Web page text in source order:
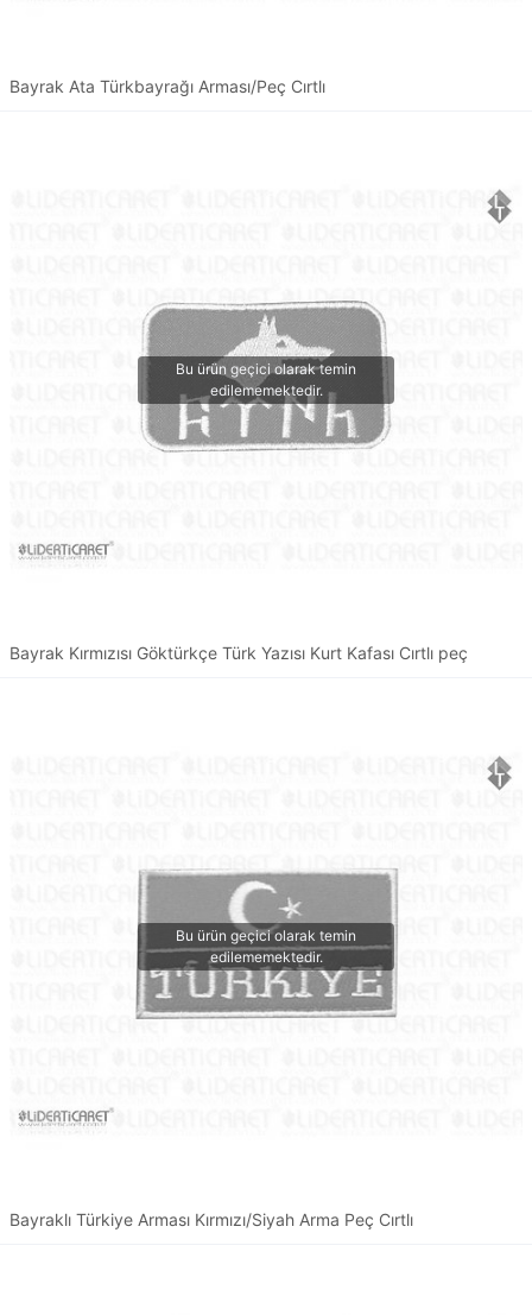
Bayrak Ata Türkbayrağı Arması/Peç Cırtlı
Bayrak Kırmızısı Göktürkçe Türk Yazısı Kurt Kafası Cırtlı peç
Bayraklı Türkiye Arması Kırmızı/Siyah Arma Peç Cırtlı